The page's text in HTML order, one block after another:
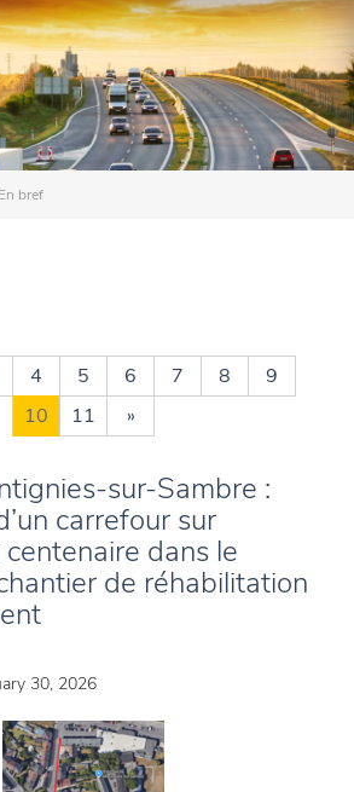
En bref
4 5 6 7 8
9
10
11 »
sur-Sambre :
carrefour sur
centenaire dans le
de réhabilitation
30, 2026